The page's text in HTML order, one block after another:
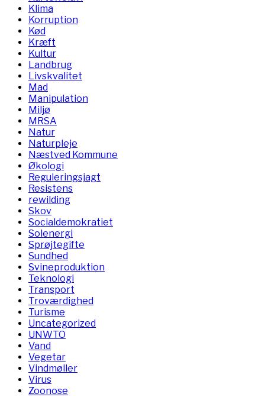
Klima
Korruption
Kød
Kræft
Kultur
Landbrug
Livskvalitet
Mad
Manipulation
Miljø
MRSA
Natur
Naturpleje
Næstved Kommune
Økologi
Reguleringsjagt
Resistens
rewilding
Skov
Socialdemokratiet
Solenergi
Sprøjtegifte
Sundhed
Svineproduktion
Teknologi
Transport
Troværdighed
Turisme
Uncategorized
UNWTO
Vand
Vegetar
Vindmøller
Virus
Zoonose